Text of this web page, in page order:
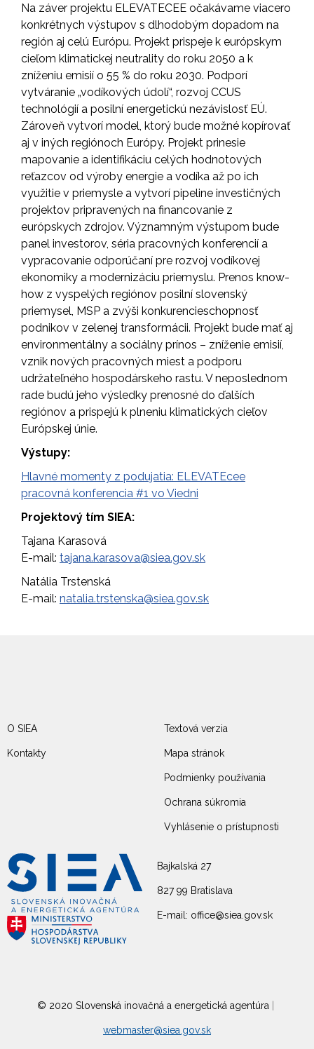
Na záver projektu ELEVATECEE očakávame viacero
konkrétnych výstupov s dlhodobým dopadom na
región aj celú Európu. Projekt prispeje k európskym
cieľom klimatickej neutrality do roku 2050 a k
zníženiu emisií o 55 % do roku 2030. Podporí
vytváranie „vodíkových údolí“, rozvoj CCUS
technológií a posilní energetickú nezávislosť EÚ.
Zároveň vytvorí model, ktorý bude možné kopírovať
aj v iných regiónoch Európy. Projekt prinesie
mapovanie a identifikáciu celých hodnotových
reťazcov od výroby energie a vodíka až po ich
využitie v priemysle a vytvorí pipeline investičných
projektov pripravených na financovanie z
európskych zdrojov. Významným výstupom bude
panel investorov, séria pracovných konferencií a
vypracovanie odporúčaní pre rozvoj vodíkovej
ekonomiky a modernizáciu priemyslu. Prenos know-
how z vyspelých regiónov posilní slovenský
priemysel, MSP a zvýši konkurencieschopnosť
podnikov v zelenej transformácii. Projekt bude mať aj
environmentálny a sociálny prínos – zníženie emisií,
vznik nových pracovných miest a podporu
udržateľného hospodárskeho rastu. V neposlednom
rade budú jeho výsledky prenosné do ďalších
regiónov a prispejú k plneniu klimatických cieľov
Európskej únie.
Výstupy:
Hlavné momenty z podujatia: ELEVATEcee
pracovná konferencia #1 vo Viedni
Projektový tím SIEA:
Tajana Karasová
E-mail: tajana.karasova@siea.gov.sk
Natália Trstenská
E-mail: natalia.trstenska@siea.gov.sk
Bajkalská 27
827 99 Bratislava
E-mail: office@siea.gov.sk
O SIEA
Kontakty
Textová verzia
Mapa stránok
Podmienky používania
Ochrana súkromia
Vyhlásenie o prístupnosti
© 2020 Slovenská inovačná a energetická agentúra
webmaster@siea.gov.sk